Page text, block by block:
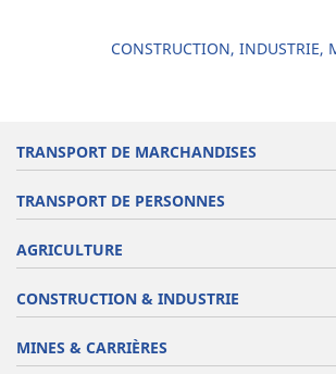
CONSTRUCTION, INDUSTRIE,
TRANSPORT DE MARCHANDISES
TRANSPORT DE PERSONNES
AGRICULTURE
CONSTRUCTION & INDUSTRIE
MINES & CARRIÈRES